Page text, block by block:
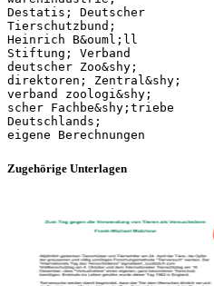
Destatis; Deutscher
Tierschutzbund;
Heinrich B&ouml;ll
Stiftung; Verband
deutscher Zoo&shy;
direktoren; Zentral&shy;
verband zoologi&shy;
scher Fachbe&shy;triebe
Deutschlands;
Zugehörige Unterlagen